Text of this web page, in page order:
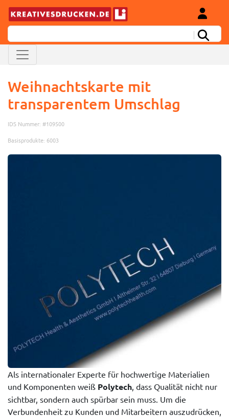
Weihnachtskarte mit
transparentem Umschlag
IDS Nummer: #109500
Basisprodukte: 6003
Als internationaler Experte für hochwertige Materialien
und Komponenten weiß Polytech , dass Qualität nicht nur
sichtbar, sondern auch spürbar sein muss. Um die
Verbundenheit zu Kunden und Mitarbeitern auszudrücken,